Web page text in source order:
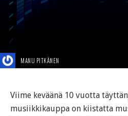
MANU PITKÄNEN
Viime keväänä 10 vuotta
musiikkikauppa on kiistatta